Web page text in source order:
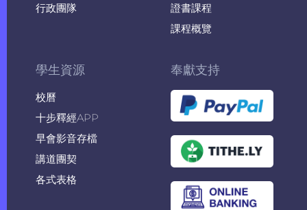
行政團隊
證書課程
課程概覽
學生資源
校曆
十步釋經APP
早會影音存檔
講道團契
各式表格
奉獻支持